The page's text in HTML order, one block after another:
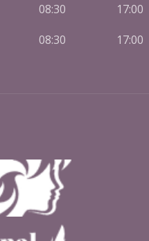
08:30
17:00
08:30 17:00